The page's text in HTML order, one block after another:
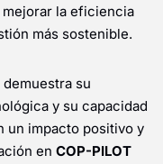
la eficiencia
más sostenible.
su
y su capacidad
un impacto positivo y
en COP-PILOT